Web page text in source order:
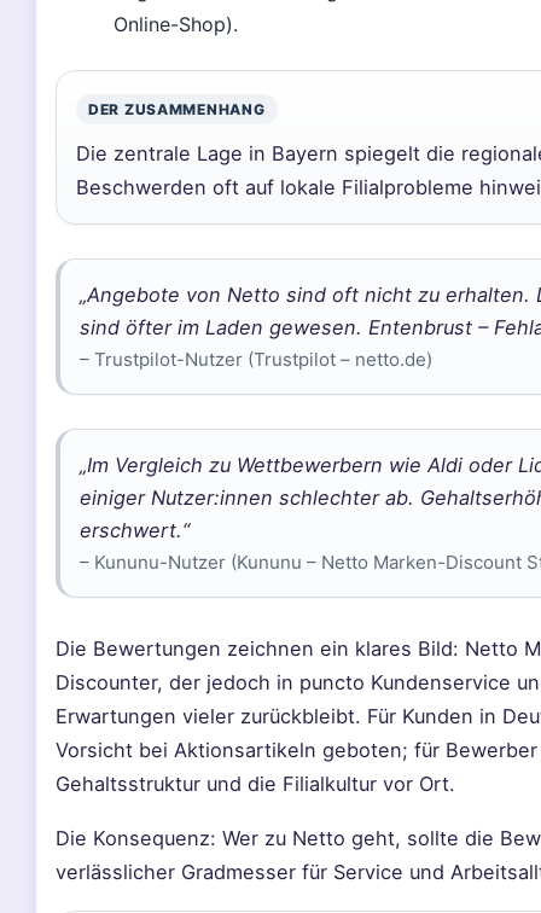
Online-Shop).
DER ZUSAMMENHANG
Die zentrale Lage in Bayern spiegelt die
Beschwerden oft auf lokale Filialprobleme
„Angebote von Netto sind oft nicht zu erhalten.
sind öfter im Laden gewesen. Entenbrust –
– Trustpilot-Nutzer (Trustpilot – netto.de)
„Im Vergleich zu Wettbewerbern wie Aldi oder
einiger Nutzer:innen schlechter ab.
erschwert.“
– Kununu-Nutzer (Kununu – Netto Marken-Discount
Die Bewertungen zeichnen ein klares Bild: Netto
Discounter, der jedoch in puncto Kundenservice
Erwartungen vieler zurückbleibt. Für Kunden in
Vorsicht bei Aktionsartikeln geboten; für
Gehaltsstruktur und die Filialkultur vor Ort.
Die Konsequenz: Wer zu Netto geht, sollte die
verlässlicher Gradmesser für Service und